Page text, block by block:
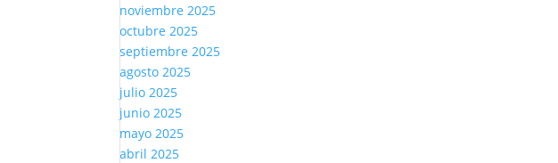
noviembre 2025
octubre 2025
septiembre 2025
agosto 2025
julio 2025
junio 2025
mayo 2025
abril 2025